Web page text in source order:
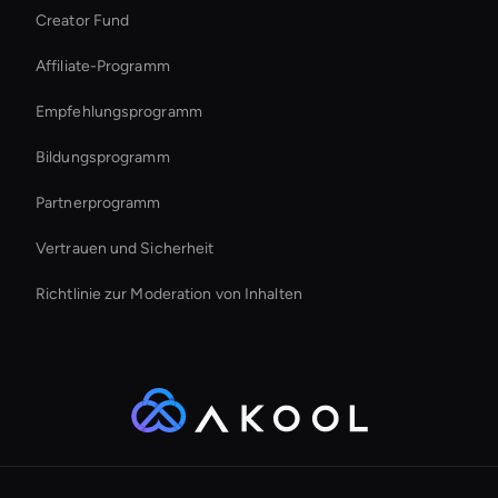
Hr Ai Avatar
Creator Fund
Affiliate-Programm
Empfehlungsprogramm
Bildungsprogramm
Partnerprogramm
Vertrauen und Sicherheit
Richtlinie zur Moderation von Inhalten